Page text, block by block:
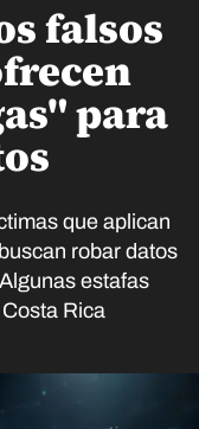
falsos
para
que aplican
robar datos
estafas
Rica